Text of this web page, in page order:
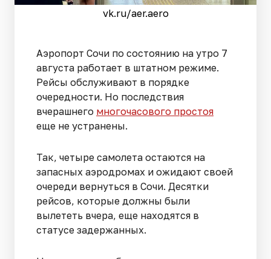
vk.ru/aer.aero
Аэропорт Сочи по состоянию на утро 7
августа работает в штатном режиме.
Рейсы обслуживают в порядке
очередности. Но последствия
вчерашнего многочасового простоя
еще не устранены.
Так, четыре самолета остаются на
запасных аэродромах и ожидают своей
очереди вернуться в Сочи. Десятки
рейсов, которые должны были
вылететь вчера, еще находятся в
статусе задержанных.